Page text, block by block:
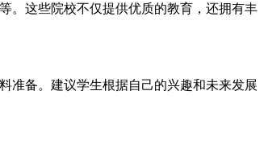
等。这些院校不仅提供优质的教育，还拥有丰
准备。建议学生根据自己的兴趣和未来发展